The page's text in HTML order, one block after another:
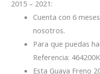
2015 – 2021:
Cuenta con 6
nosotros.
Para que puedas
Referencia:
Esta Guaya Freno